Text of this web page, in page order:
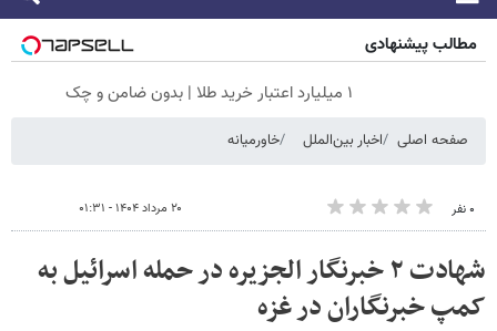
مطالب پیشنهادی
۱ میلیارد اعتبار خرید طلا | بدون ضامن و چک
صفحه اصلی اخبار بین‌الملل خاورمیانه
۰ نفر ۲۰ مرداد ۱۴۰۴ - ۰۱:۳۱
شهادت ۲ خبرنگار الجزیره در حمله اسرائیل به
کمپ خبرنگاران در غزه